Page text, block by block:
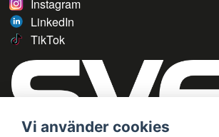
Instagram
LinkedIn
TikTok
Vi använder cookies